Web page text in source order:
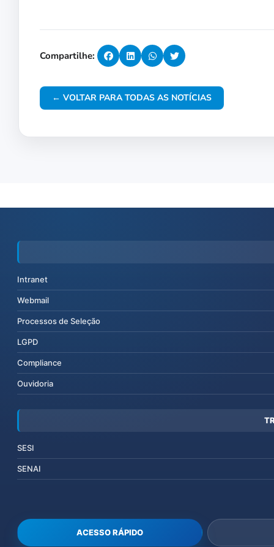
Compartilhe:
← VOLTAR PARA TODAS AS NOTÍCIAS
Intranet
Webmail
Processos de Seleção
LGPD
Compliance
Ouvidoria
SESI
SENAI
ACESSO RÁPIDO